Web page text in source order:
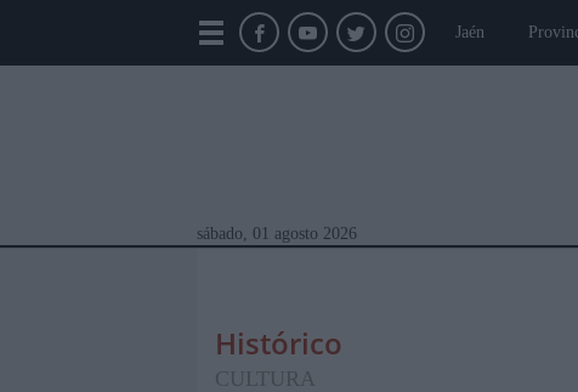
Jaén
sábado, 01 agosto 2026
Histórico
CULTURA